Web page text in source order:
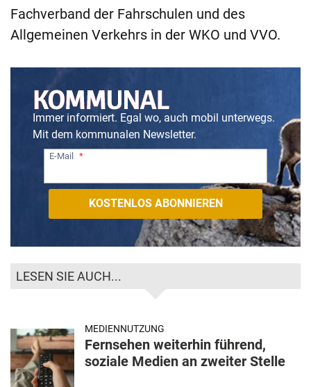
Fachverband der Fahrschulen und des
Allgemeinen Verkehrs in der WKO und VVO.
Immer informiert. Egal wo, auch mobil unterwegs.
Mit dem kommunalen Newsletter.
E-Mail
LESEN SIE AUCH...
MEDIENNUTZUNG
Fernsehen weiterhin führend,
soziale Medien an zweiter Stelle